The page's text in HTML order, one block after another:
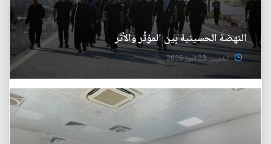
النهضة الحسينية بين المؤثِّر والأثَر
الخميس 23 تموز 2026